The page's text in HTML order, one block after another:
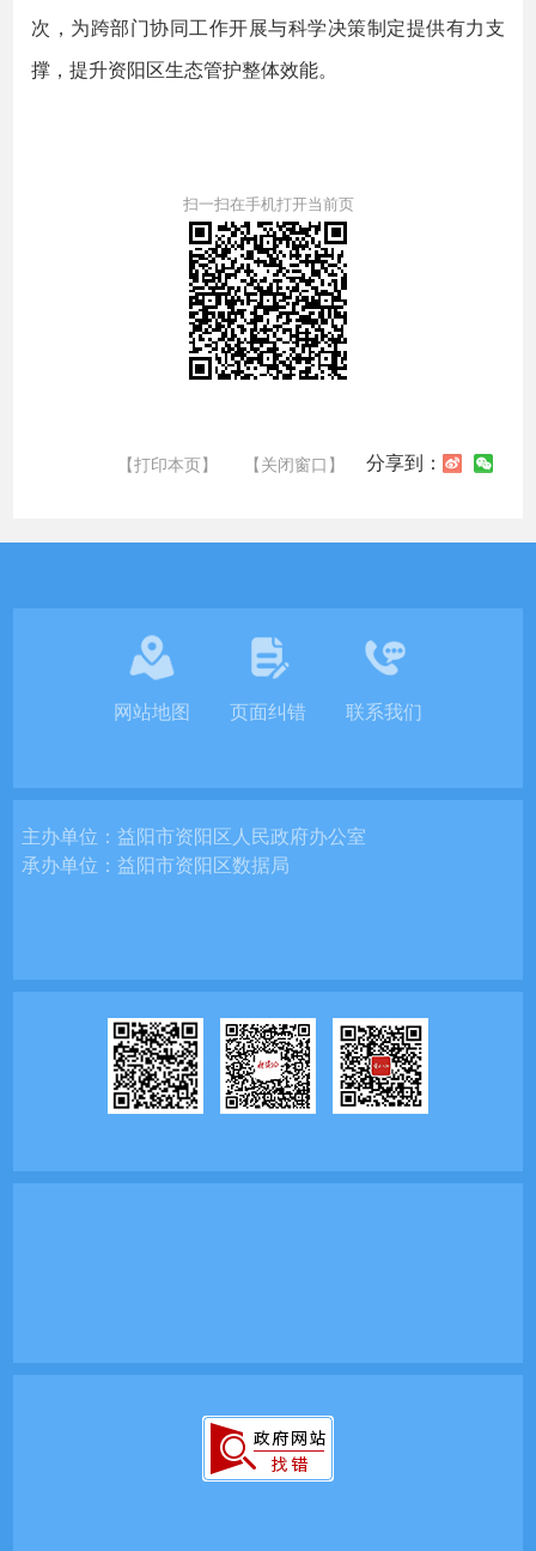
次，为跨部门协同工作开展与科学决策制定提供有力支
撑，提升资阳区生态管护整体效能。
扫一扫在手机打开当前页
【打印本页】 【关闭窗口】 分享到：
网站地图 页面纠错 联系我们
主办单位：益阳市资阳区人民政府办公室
承办单位：益阳市资阳区数据局